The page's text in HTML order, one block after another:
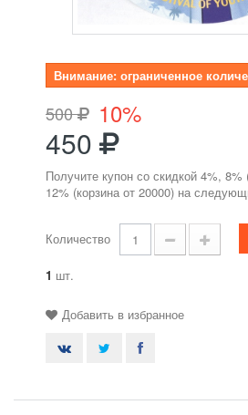
Внимание: ограниченное
500 10%
450
Получите купон со скидкой 4%, 8%
12% (корзина от 20000) на
Количество
1 шт.
Добавить в избранное